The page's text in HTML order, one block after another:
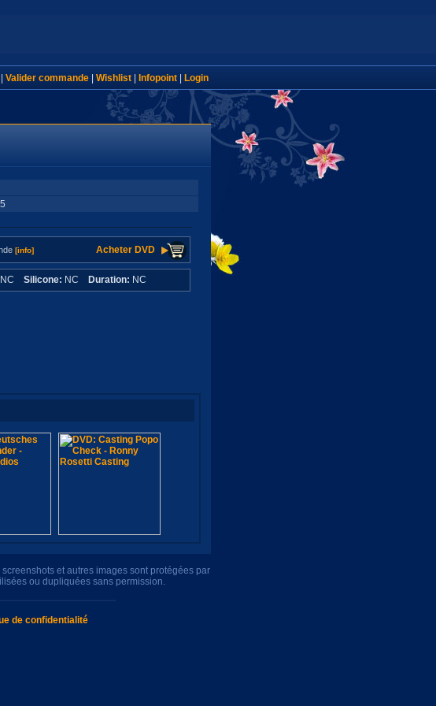
Valider commande| Wishlist| Infopoint| Login
[info] Acheter DVD
NC Silicone: NC Duration: NC
et autres images sont protégées par
ou dupliquées sans permission.
de confidentialité